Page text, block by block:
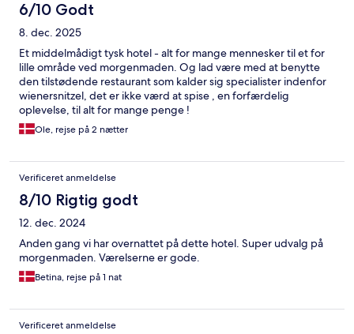
6/10 Godt
8. dec. 2025
Et middelmådigt tysk hotel - alt for mange mennesker til et for
lille område ved morgenmaden. Og lad være med at benytte
den tilstødende restaurant som kalder sig specialister indenfor
wienersnitzel, det er ikke værd at spise , en forfærdelig
oplevelse, til alt for mange penge !
Ole, rejse på 2 nætter
Verificeret anmeldelse
8/10 Rigtig godt
12. dec. 2024
Anden gang vi har overnattet på dette hotel. Super udvalg på
morgenmaden. Værelserne er gode.
Betina, rejse på 1 nat
Verificeret anmeldelse